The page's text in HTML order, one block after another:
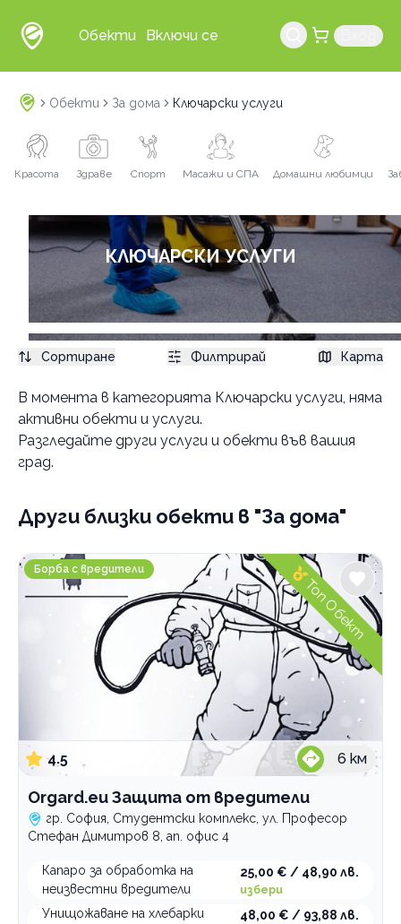
Обекти Включи се
Обекти За дома Ключарски услуги
Красота Здраве Спорт Масажи и СПА Домашни любимци
КЛЮЧАРСКИ УСЛУГИ
В момента в категорията Ключарски услуги, няма
активни обекти и услуги.
Разгледайте други услуги и обекти във вашия
град.
Други близки обекти в "За дома"
Orgard.eu Защита от вредители
Борба с вредители
4.5 6 км
Orgard.eu Защита от вредители
гр. София, Студентски комплекс, ул. Професор
Стефан Димитров 8, ап. офис 4
Капаро за обработка на
неизвестни вредители
25,00 € / 48,90 лв.
избери
Унищожаване на хлебарки
48,00 € / 93,88 лв.
Топ Обект
Сортиране Филтрирай Карта
Категории
Борба с вредители
Професионално почистване
Професионален домоуправител
Хамалски услуги
По домовете